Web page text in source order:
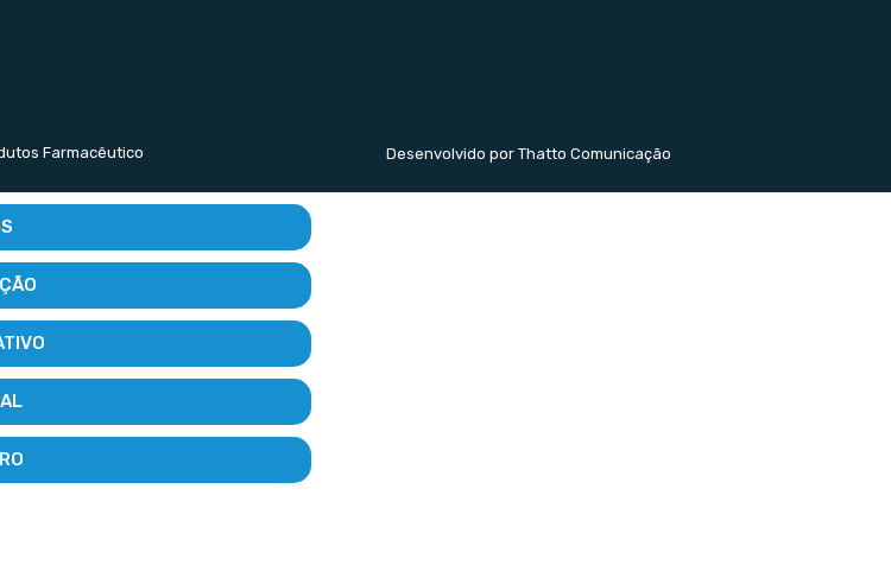
Farmacêutico Desenvolvido por Thatto Comunicação